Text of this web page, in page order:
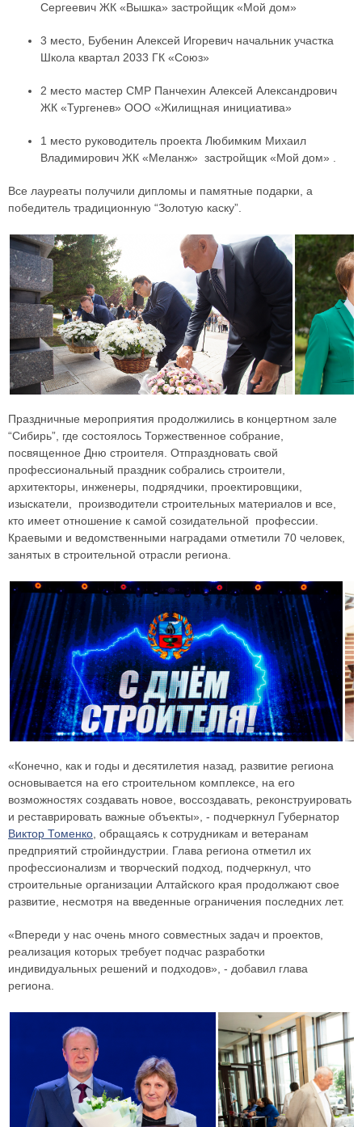
Сергеевич ЖК «Вышка» застройщик «Мой дом»
3 место, Бубенин Алексей Игоревич начальник участка
Школа квартал 2033 ГК «Союз»
2 место мастер СМР Панчехин Алексей Александрович
ЖК «Тургенев» ООО «Жилищная инициатива»
1 место руководитель проекта Любимким Михаил
Владимирович ЖК «Меланж» застройщик «Мой дом» .
Все лауреаты получили дипломы и памятные подарки, а
победитель традиционную “Золотую каску”.
Праздничные мероприятия продолжились в концертном зале
“Сибирь”, где состоялось Торжественное собрание,
посвященное Дню строителя. Отпраздновать свой
профессиональный праздник собрались строители,
архитекторы, инженеры, подрядчики, проектировщики,
изыскатели, производители строительных материалов и все,
кто имеет отношение к самой созидательной профессии.
Краевыми и ведомственными наградами отметили 70 человек,
занятых в строительной отрасли региона.
«Конечно, как и годы и десятилетия назад, развитие региона
основывается на его строительном комплексе, на его
возможностях создавать новое, воссоздавать, реконструировать
и реставрировать важные объекты», - подчеркнул Губернатор
Виктор Томенко , обращаясь к сотрудникам и ветеранам
предприятий стройиндустрии. Глава региона отметил их
профессионализм и творческий подход, подчеркнул, что
строительные организации Алтайского края продолжают свое
развитие, несмотря на введенные ограничения последних лет.
«Впереди у нас очень много совместных задач и проектов,
реализация которых требует подчас разработки
индивидуальных решений и подходов», - добавил глава
региона.